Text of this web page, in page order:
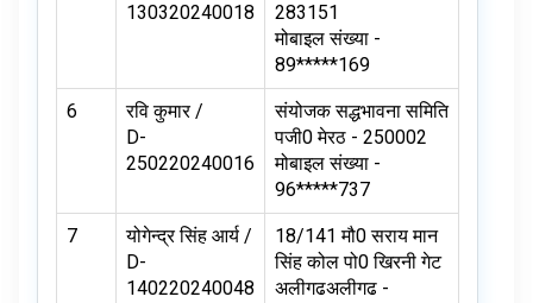
130320240018
283151
मोबाइल संख्या -
89*****169
6
रवि कुमार /
D-
250220240016
संयोजक सद्धभावना समिति
पजी0 मेरठ - 250002
मोबाइल संख्या -
96*****737
7
योगेन्द्र सिंह आर्य /
D-
140220240048
18/141 मौ0 सराय मान
सिंह कोल पो0 खिरनी गेट
अलीगढअलीगढ -